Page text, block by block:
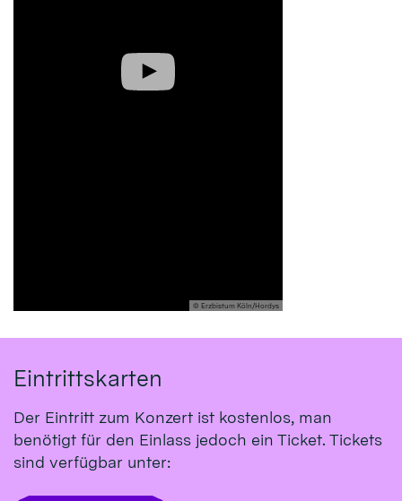
© Erzbistum Köln/Hordys
Eintrittskarten
Der Eintritt zum Konzert ist kostenlos, man
benötigt für den Einlass jedoch ein Ticket. Tickets
sind verfügbar unter: